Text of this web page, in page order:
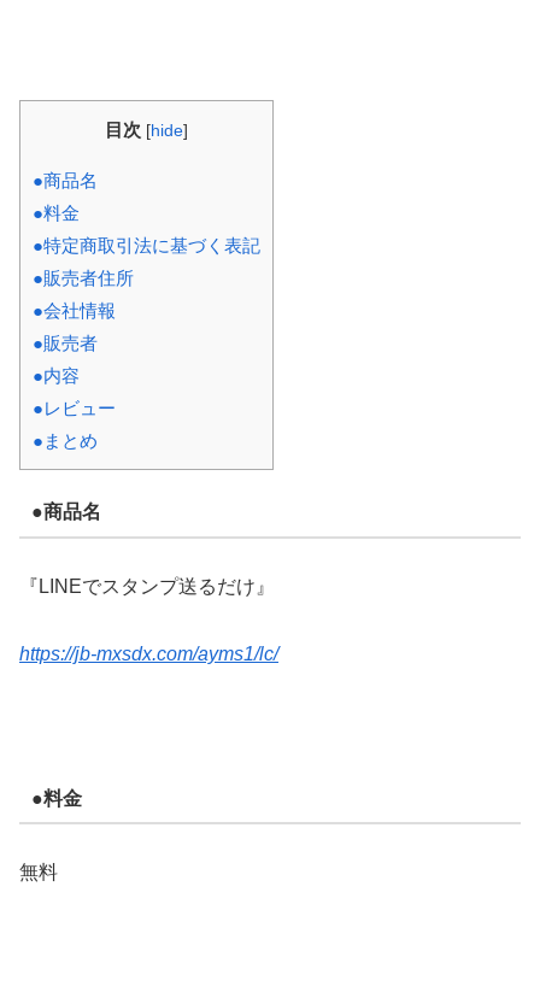
目次 [hide]
●商品名
●料金
●特定商取引法に基づく表記
●販売者住所
●会社情報
●販売者
●内容
●レビュー
●まとめ
●商品名
『LINEでスタンプ送るだけ』
https://jb-mxsdx.com/ayms1/lc/
●料金
無料